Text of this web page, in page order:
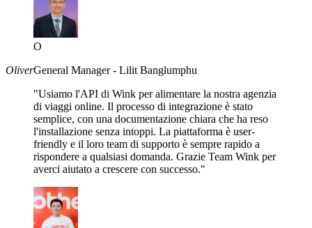
O
OliverGeneral Manager - Lilit Banglumphu
"Usiamo l'API di Wink per alimentare la nostra agenzia
di viaggi online. Il processo di integrazione è stato
semplice, con una documentazione chiara che ha reso
l'installazione senza intoppi. La piattaforma è user-
friendly e il loro team di supporto è sempre rapido a
rispondere a qualsiasi domanda. Grazie Team Wink per
averci aiutato a crescere con successo."